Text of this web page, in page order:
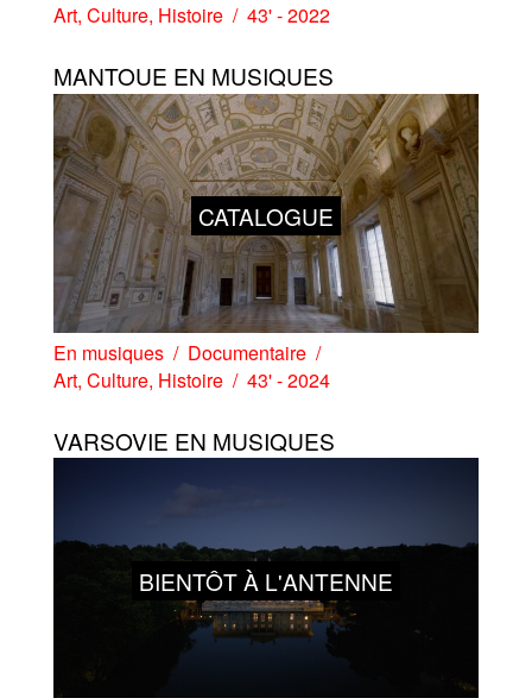
Art, Culture, Histoire 43' - 2022
MANTOUE EN MUSIQUES
CATALOGUE
En musiques
Documentaire
Art, Culture, Histoire 43' - 2024
VARSOVIE EN MUSIQUES
BIENTÔT À L'ANTENNE